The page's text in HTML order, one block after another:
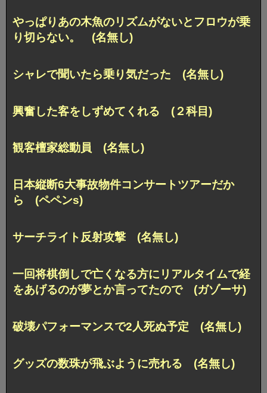
やっぱりあの木魚のリズムがないとフロウが乗
り切らない。 (名無し)
シャレで聞いたら乗り気だった (名無し)
興奮した客をしずめてくれる (２科目)
観客檀家総動員 (名無し)
日本縦断6大事故物件コンサートツアーだか
ら (ペペンs)
サーチライト反射攻撃 (名無し)
一回将棋倒しで亡くなる方にリアルタイムで経
をあげるのが夢とか言ってたので (ガゾーサ)
破壊パフォーマンスで2人死ぬ予定 (名無し)
グッズの数珠が飛ぶように売れる (名無し)